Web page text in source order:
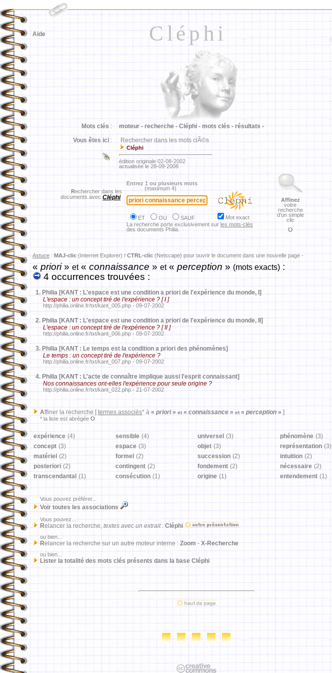
Cléphi
Aide
Mots clés : moteur - recherche - Cléphi - mots clés - résultats -
Vous êtes ici : Rechercher dans les mots clÃ©s
Cléphi
édition originale 02-08-2002
actualisée le 28-09-2008
Rechercher dans les
documents avec Cléphi
Entrez 1 ou plusieurs mots
(maximum 4)
ET OU SAUF
Mot exact
La recherche porte exclusivement sur les mots-clés
des documents Philia.
Affinez
votre
recherche
d'un simple
clic
Astuce : MAJ-clic (Internet Explorer) / CTRL-clic (Netscape) pour ouvrir le document dans une nouvelle page -
«priori»et« connaissance » et« perception » (mots exacts) :
4 occurrences trouvées :
1. Philia [KANT : L'espace est une condition a priori de l'expérience du monde, I]
L'espace : un concept tiré de l'expérience ? [ I ]
http://philia.online.fr/txt/kant_005.php - 09-07-2002
2. Philia [KANT : L'espace est une condition a priori de l'expérience du monde, II]
L'espace : un concept tiré de l'expérience ? [ II ]
http://philia.online.fr/txt/kant_006.php - 09-07-2002
3. Philia [KANT : Le temps est la condition a priori des phénomènes]
Le temps : un concept tiré de l'expérience ?
http://philia.online.fr/txt/kant_007.php - 09-07-2002
4. Philia [KANT : L'acte de connaître implique aussi l'esprit connaissant]
Nos connaissances ont-elles l'expérience pour seule origine ?
http://philia.online.fr/txt/kant_022.php - 21-07-2002
Affiner la recherche [ termes associés* à « priori» et « connaissance » et « perception » ]
* la liste est abrégée
expérience (4) sensible (4) universel (3) phénomène (3)
concept (3) espace (3) objet (3) représentation (3)
matériel (2) formel (2) succession (2) intuition (2)
posteriori (2) contingent (2) fondement (2) nécessaire (2)
transcendantal (1) consécution (1) origine (1) entendement (1)
Vous pouvez préférer...
Voir toutes les associations
Vous pouvez...
Relancer la recherche, textes avec un extrait: Cléphi
ou bien...
Relancer la recherche sur un autre moteur interne : Zoom- X-Recherche
ou bien...
Lister la totalité des mots clés présents dans la base Cléphi